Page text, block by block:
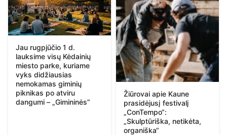
Jau rugpjūčio 1 d.
lauksime visų Kėdainių
miesto parke, kuriame
vyks didžiausias
nemokamas giminių
piknikas po atviru
dangumi – „Gimininės”
Žiūrovai apie Kaune
prasidėjusį festivalį
„ConTempo“:
„Skulptūriška, netikėta,
organiška“